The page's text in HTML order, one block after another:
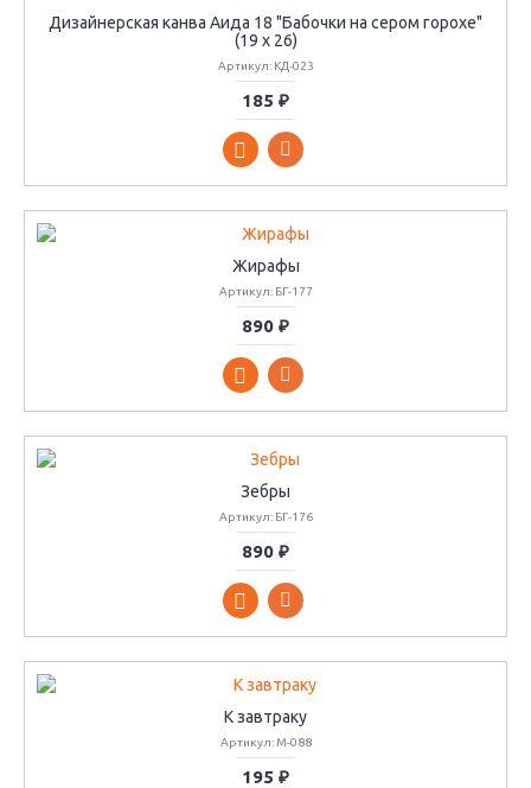
Дизайнерская канва Аида 18 "Бабочки на сером горохе"
(19 х 26)
Артикул: КД-023
185 ₽
Жирафы
Артикул: БГ-177
890 ₽
Зебры
Артикул: БГ-176
890 ₽
К завтраку
Артикул: М-088
195 ₽